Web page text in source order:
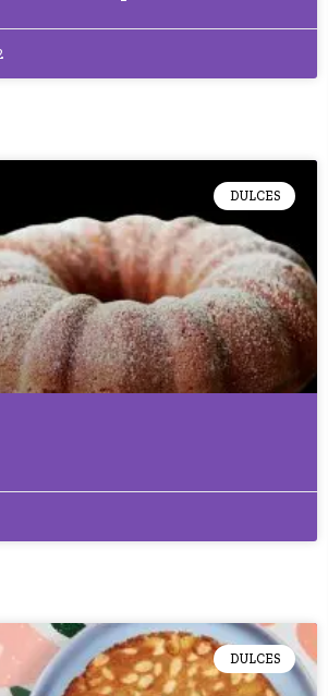
DULCES
DULCES